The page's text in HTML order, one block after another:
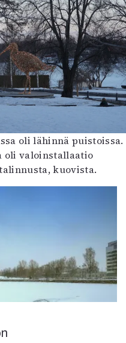
oli lähinnä puistoissa.
oli valoinstallaatio
kuovista.